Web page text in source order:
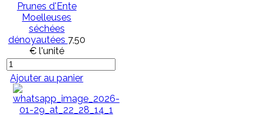
Prunes d'Ente
Moelleuses
séchées
dénoyautées 7,50
€ l'unité
Ajouter au panier